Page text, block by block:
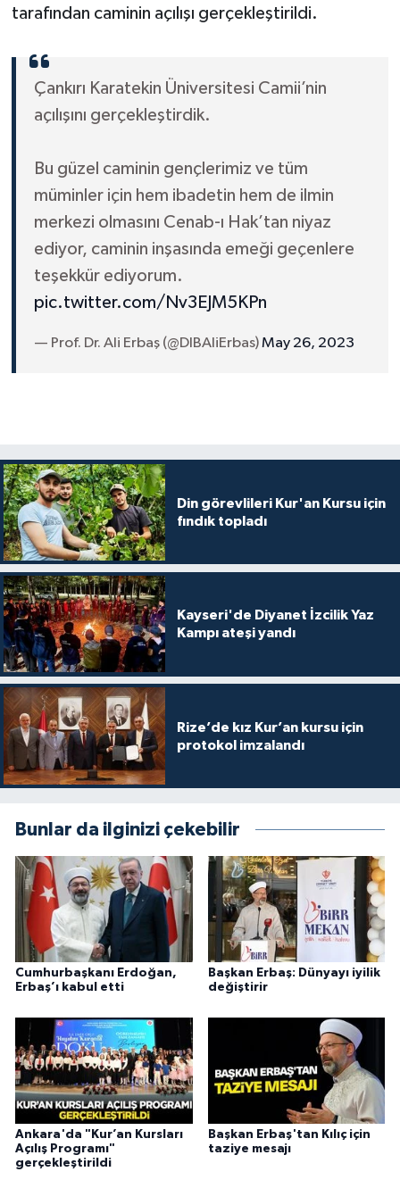
tarafından caminin açılışı gerçekleştirildi.
Çankırı Karatekin Üniversitesi Camii’nin
açılışını gerçekleştirdik.
Bu güzel caminin gençlerimiz ve tüm
müminler için hem ibadetin hem de ilmin
merkezi olmasını Cenab-ı Hak’tan niyaz
ediyor, caminin inşasında emeği geçenlere
teşekkür ediyorum.
pic.twitter.com/Nv3EJM5KPn
— Prof. Dr. Ali Erbaş (@DIBAliErbas)May 26, 2023
Din görevlileri Kur'an Kursu için
fındık topladı
Kayseri'de Diyanet İzcilik Yaz
Kampı ateşi yandı
Rize’de kız Kur’an kursu için
protokol imzalandı
Bunlar da ilginizi çekebilir
Cumhurbaşkanı Erdoğan,
Erbaş’ı kabul etti
Başkan Erbaş: Dünyayı iyilik
değiştirir
Ankara'da "Kur’an Kursları
Açılış Programı"
gerçekleştirildi
Başkan Erbaş'tan Kılıç için
taziye mesajı
Şırnak Müftülüğü
Tekirdağ Müftülüğü
Tokat Müftülüğü
Trabzon Müftülüğü
Tunceli Müftülüğü
Uşak Müftülüğü
Zonguldak Müftülüğü